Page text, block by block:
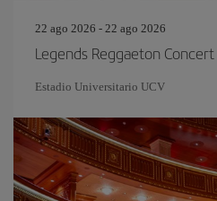
22 ago 2026 - 22 ago 2026
Legends Reggaeton Concert
Estadio Universitario UCV